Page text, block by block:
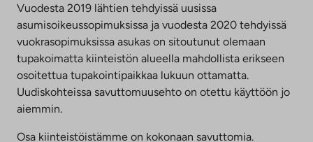
Vuodesta 2019 lähtien tehdyissä uusissa
asumisoikeussopimuksissa ja vuodesta 2020 tehdyissä
vuokrasopimuksissa asukas on sitoutunut olemaan
tupakoimatta kiinteistön alueella mahdollista erikseen
osoitettua tupakointipaikkaa lukuun ottamatta.
Uudiskohteissa savuttomuusehto on otettu käyttöön jo
aiemmin.
Osa kiinteistöistämme on kokonaan savuttomia.